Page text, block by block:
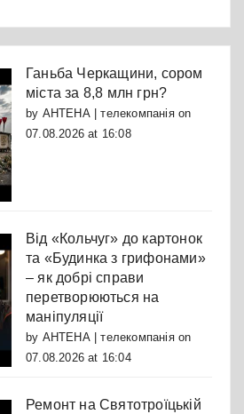
Ганьба Черкащини, сором
міста за 8,8 млн грн?
by АНТЕНА | телекомпаніяon
07.08.2026 at 16:08
Від «Кольчуг» до картонок
та «Будинка з грифонами»
– як добрі справи
перетворюються на
маніпуляції
by АНТЕНА | телекомпаніяon
07.08.2026 at 16:04
Ремонт на Святотроїцькій